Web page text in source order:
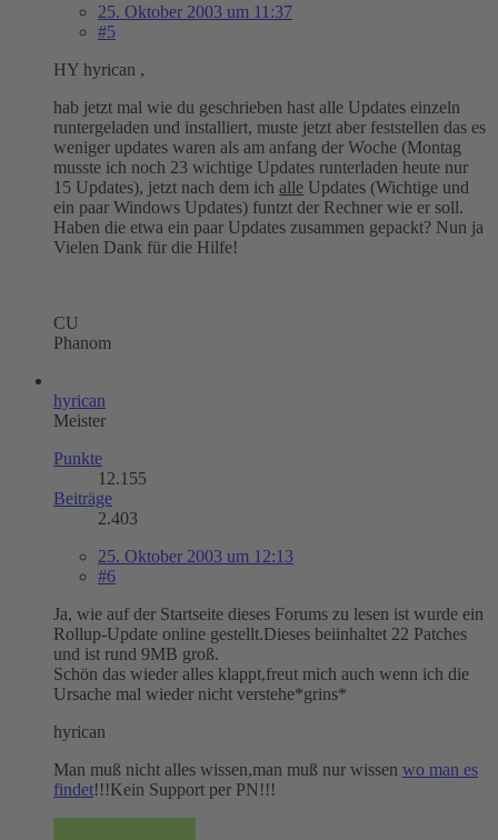
25. Oktober 2003 um 11:37
#5
HY hyrican ,
hab jetzt mal wie du geschrieben hast alle Updates einzeln
runtergeladen und installiert, muste jetzt aber feststellen das es
weniger updates waren als am anfang der Woche (Montag
musste ich noch 23 wichtige Updates runterladen heute nur
15 Updates), jetzt nach dem ich alle Updates (Wichtige und
ein paar Windows Updates) funtzt der Rechner wie er soll.
Haben die etwa ein paar Updates zusammen gepackt? Nun ja
Vielen Dank für die Hilfe!
CU
Phanom
hyrican
Meister
Punkte
12.155
Beiträge
2.403
25. Oktober 2003 um 12:13
#6
Ja, wie auf der Startseite dieses Forums zu lesen ist wurde ein
Rollup-Update online gestellt.Dieses beiinhaltet 22 Patches
und ist rund 9MB groß.
Schön das wieder alles klappt,freut mich auch wenn ich die
Ursache mal wieder nicht verstehe*grins*
hyrican
Man muß nicht alles wissen,man muß nur wissen wo man es
findet!!!Kein Support per PN!!!